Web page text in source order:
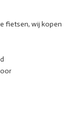
fietsen, wij kopen